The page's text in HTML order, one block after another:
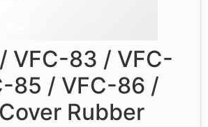
VFC-83 / VFC-
85 / VFC-86 /
Rubber